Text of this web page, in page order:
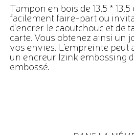
Tampon en bois de 13,5 *
facilement faire-part ou
d'encrer le caoutchouc et de
carte. Vous obtenez ainsi un
vos envies. L'empreinte peut
un encreur Izink embossing
embossé.